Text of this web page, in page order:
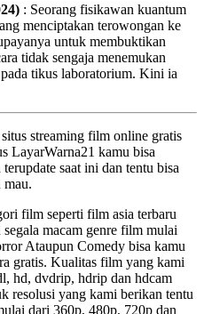
: Seorang fisikawan kuantum
menciptakan terowongan ke
untuk membuktikan
tidak sengaja menemukan
tikus laboratorium. Kini ia
streaming film online gratis
LayarWarna21 kamu bisa
saat ini dan tentu bisa
mau.
film seperti film asia terbaru
macam genre film mulai
Ataupun Comedy bisa kamu
gratis. Kualitas film yang kami
hd, dvdrip, hdrip dan hdcam
resolusi yang kami berikan tentu
dari 360p, 480p, 720p dan